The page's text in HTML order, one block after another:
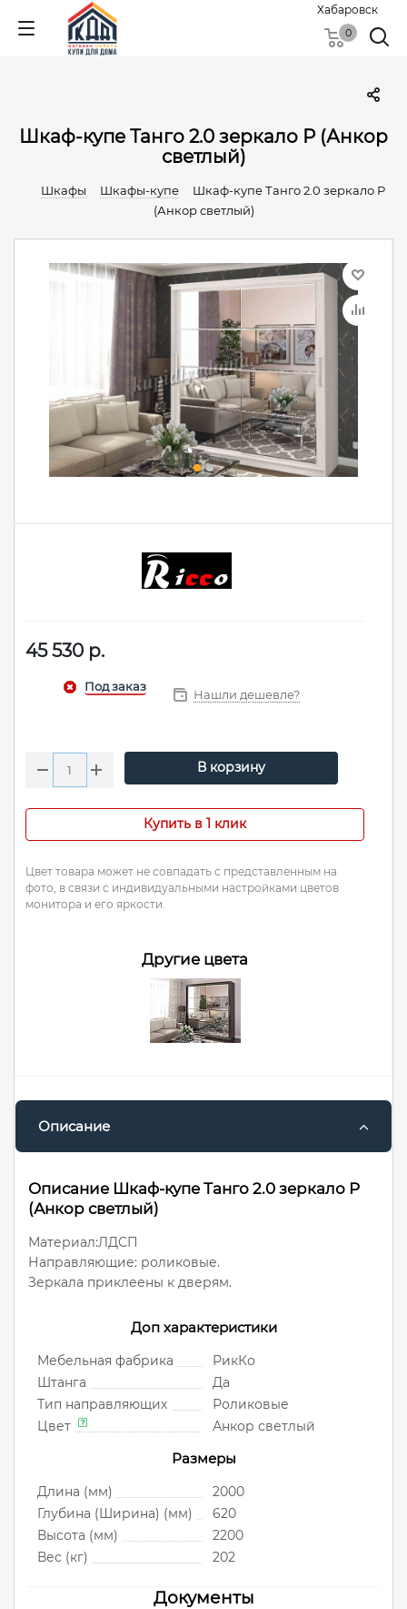
Хабаровск
0
Шкаф-купе Танго 2.0 зеркало Р (Анкор
светлый)
Шкафы Шкафы-купе
Шкаф-купе Танго 2.0 зеркало Р
(Анкор светлый)
45 530 р.
Нашли дешевле?
В корзину
Купить в 1 клик
Цвет товара может не совпадать с представленным на
фото, в связи с индивидуальными настройками цветов
монитора и его яркости.
Другие цвета
Описание
Описание Шкаф-купе Танго 2.0 зеркало Р
(Анкор светлый)
Материал:ЛДСП
Направляющие: роликовые.
Зеркала приклеены к дверям.
Доп характеристики
Мебельная фабрика
РикКо
Штанга
Да
Тип направляющих
Роликовые
Цвет
Анкор светлый
Размеры
Длина (мм)
2000
Глубина (Ширина) (мм)
620
Высота (мм)
2200
Вес (кг)
202
Документы